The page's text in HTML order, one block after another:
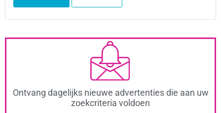
Ontvang dagelijks nieuwe advertenties die aan uw
zoekcriteria voldoen